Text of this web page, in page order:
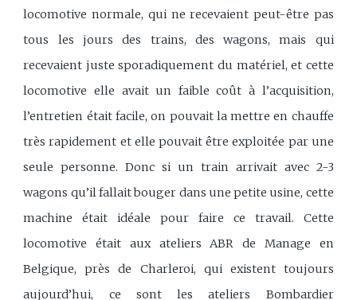
locomotive normale, qui ne recevaient peut-être pas
tous les jours des trains, des wagons, mais qui
recevaient juste sporadiquement du matériel, et cette
locomotive elle avait un faible coût à l’acquisition,
l’entretien était facile, on pouvait la mettre en chauffe
très rapidement et elle pouvait être exploitée par une
seule personne. Donc si un train arrivait avec 2-3
wagons qu’il fallait bouger dans une petite usine, cette
machine était idéale pour faire ce travail. Cette
locomotive était aux ateliers ABR de Manage en
Belgique, près de Charleroi, qui existent toujours
aujourd’hui, ce sont les ateliers Bombardier